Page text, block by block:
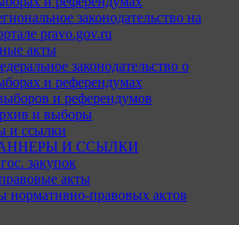
законодательство на
pravo.gov.ru
акты
законодательство о
и референдумах
и референдумов
и выборы
и ссылки
И ССЫЛКИ
закупок
акты
нормативно-правовых актов